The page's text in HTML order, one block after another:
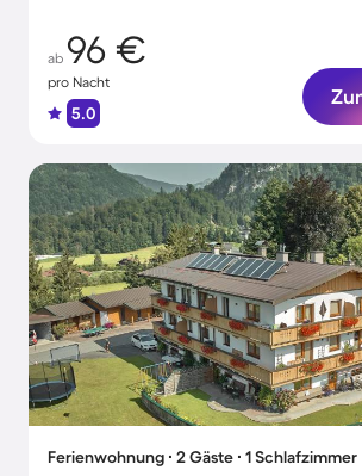
ab 96 €
pro Nacht
5.0
Ferienwohnung ∙ 2 Gäste ∙ 1 Schlafzimmer